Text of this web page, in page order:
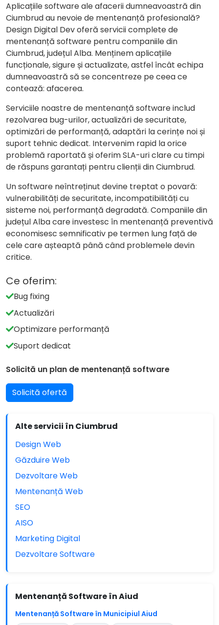
Aplicațiile software ale afacerii dumneavoastră din
Ciumbrud au nevoie de mentenanță profesională?
Design Digital Dev oferă servicii complete de
mentenanță software pentru companiile din
Ciumbrud, județul Alba. Menținem aplicațiile
funcționale, sigure și actualizate, astfel încât echipa
dumneavoastră să se concentreze pe ceea ce
contează: afacerea.
Serviciile noastre de mentenanță software includ
rezolvarea bug-urilor, actualizări de securitate,
optimizări de performanță, adaptări la cerințe noi și
suport tehnic dedicat. Intervenim rapid la orice
problemă raportată și oferim SLA-uri clare cu timpi
de răspuns garantați pentru clienții din Ciumbrud.
Un software neîntreținut devine treptat o povară:
vulnerabilități de securitate, incompatibilități cu
sisteme noi, performanță degradată. Companiile din
județul Alba care investesc în mentenanță preventivă
economisesc semnificativ pe termen lung față de
cele care așteaptă până când problemele devin
critice.
Ce oferim:
Bug fixing
Actualizări
Optimizare performanță
Suport dedicat
Solicită un plan de mentenanță software
Solicită ofertă
Alte servicii în Ciumbrud
Design Web
Găzduire Web
Dezvoltare Web
Mentenanță Web
SEO
AISO
Marketing Digital
Dezvoltare Software
Mentenanță Software în Aiud
Mentenanță Software în Municipiul Aiud